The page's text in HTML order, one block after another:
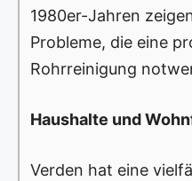
1980er-Jahren
Probleme, die eine
Rohrreinigung
Haushalte und
Verden hat eine